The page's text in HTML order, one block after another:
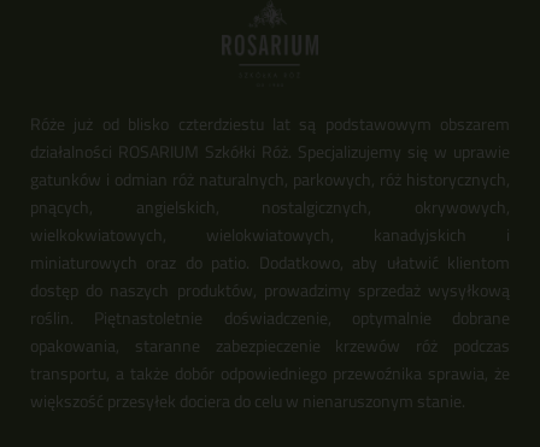
Róże już od blisko czterdziestu lat są podstawowym obszarem
działalności ROSARIUM Szkółki Róż. Specjalizujemy się w uprawie
gatunków i odmian róż naturalnych, parkowych, róż historycznych,
pnących, angielskich, nostalgicznych, okrywowych,
wielkokwiatowych, wielokwiatowych, kanadyjskich i
miniaturowych oraz do patio. Dodatkowo, aby ułatwić klientom
dostęp do naszych produktów, prowadzimy sprzedaż wysyłkową
roślin. Piętnastoletnie doświadczenie, optymalnie dobrane
opakowania, staranne zabezpieczenie krzewów róż podczas
transportu, a także dobór odpowiedniego przewoźnika sprawia, że
większość przesyłek dociera do celu w nienaruszonym stanie.